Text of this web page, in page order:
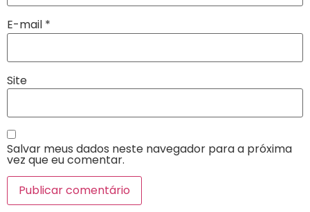
E-mail *
Site
Salvar meus dados neste navegador para a próxima
vez que eu comentar.